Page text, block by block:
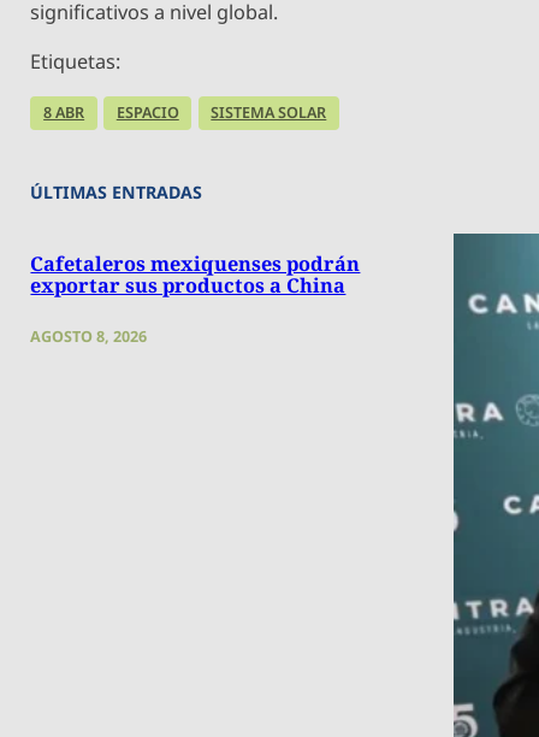
significativos a nivel global.
Etiquetas:
8 ABR ESPACIO SISTEMA SOLAR
ÚLTIMAS ENTRADAS
Cafetaleros mexiquenses podrán
exportar sus productos a China
AGOSTO 8, 2026